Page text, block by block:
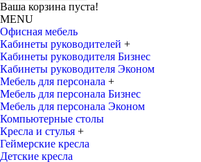
Ваша корзина пуста!
MENU
Офисная мебель
Кабинеты руководителей +
Кабинеты руководителя Бизнес
Кабинеты руководителя Эконом
Мебель для персонала +
Мебель для персонала Бизнес
Мебель для персонала Эконом
Компьютерные столы
Кресла и стулья +
Геймерские кресла
Детские кресла